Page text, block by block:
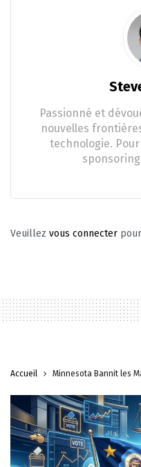
Passionné et
nouvelles
technologie.
Veuillez vous connecter
Accueil Minnesota Bannit les